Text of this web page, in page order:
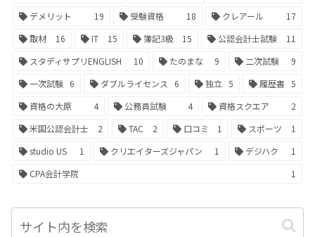
デメリット
19 受験資格 18 クレアール
17
取材
16 IT 15 簿記3級 15 公認会計士試験
11
スタディサプリENGLISH
10 たのまな 9 二次試験
9
一次試験 6 ダブルライセンス 6 独立 5 履歴書 5
資格の大原
4 公務員試験 4 資格スクエア
2
米国公認会計士
2 TAC 2 口コミ 1 スポーツ
1
studio US
1 クリエイターズジャパン 1 デジハク
1
CPA会計学院
1